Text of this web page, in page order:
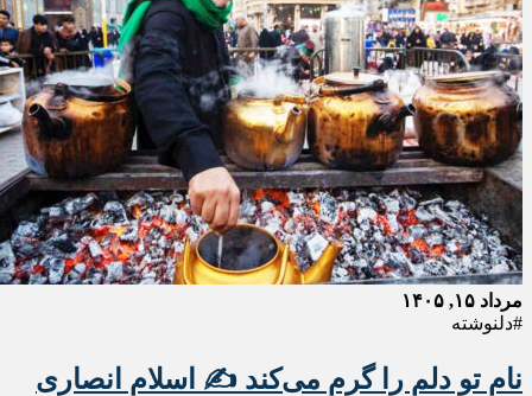
مرداد ۱۵, ۱۴۰۵
#دلنوشته
نام تو دلم را گرم می‌کند ✍️ اسلام انصاری